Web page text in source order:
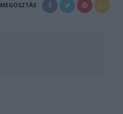
MEGOSZTÁS